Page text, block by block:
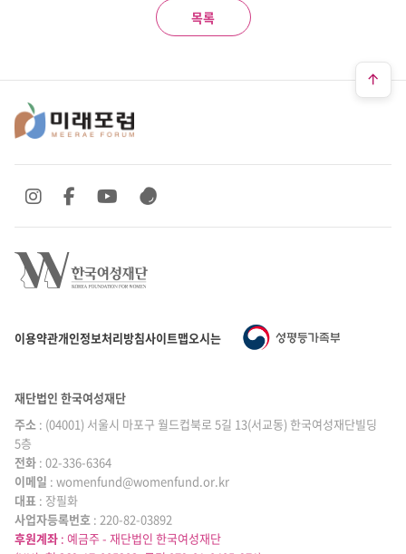
목록
이용약관개인정보처리방침사이트맵오시는 길
SNS 바로가기
SNS 바로가기SNS 바로가기
SNS 바로가기
재단법인 한국여성재단
주소 : (04001) 서울시 마포구 월드컵북로 5길 13(서교동) 한국여성재단빌딩
5층
전화 : 02-336-6364
|
이메일 : womenfund@womenfund.or.kr
|
대표 : 장필화
|
사업자등록번호 : 220-82-03892
후원계좌 : 예금주 - 재단법인 한국여성재단